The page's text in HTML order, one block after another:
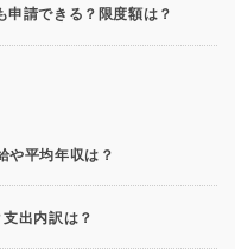
申請できる？限度額は？
や平均年収は？
出内訳は？